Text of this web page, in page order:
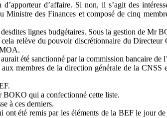
d’apporteur d’affaire. Si non, il s’agit des
des Finances et composé de cinq
lignes budgétaires. Sous la gestion de Mr
relève du pouvoir discrétionnaire du
été sanctionné par la commission bancaire de
membres de la direction générale de la
BOKO qui a confectionné cette liste.
à ces derniers.
été remis par les éléments de la BEF le jour